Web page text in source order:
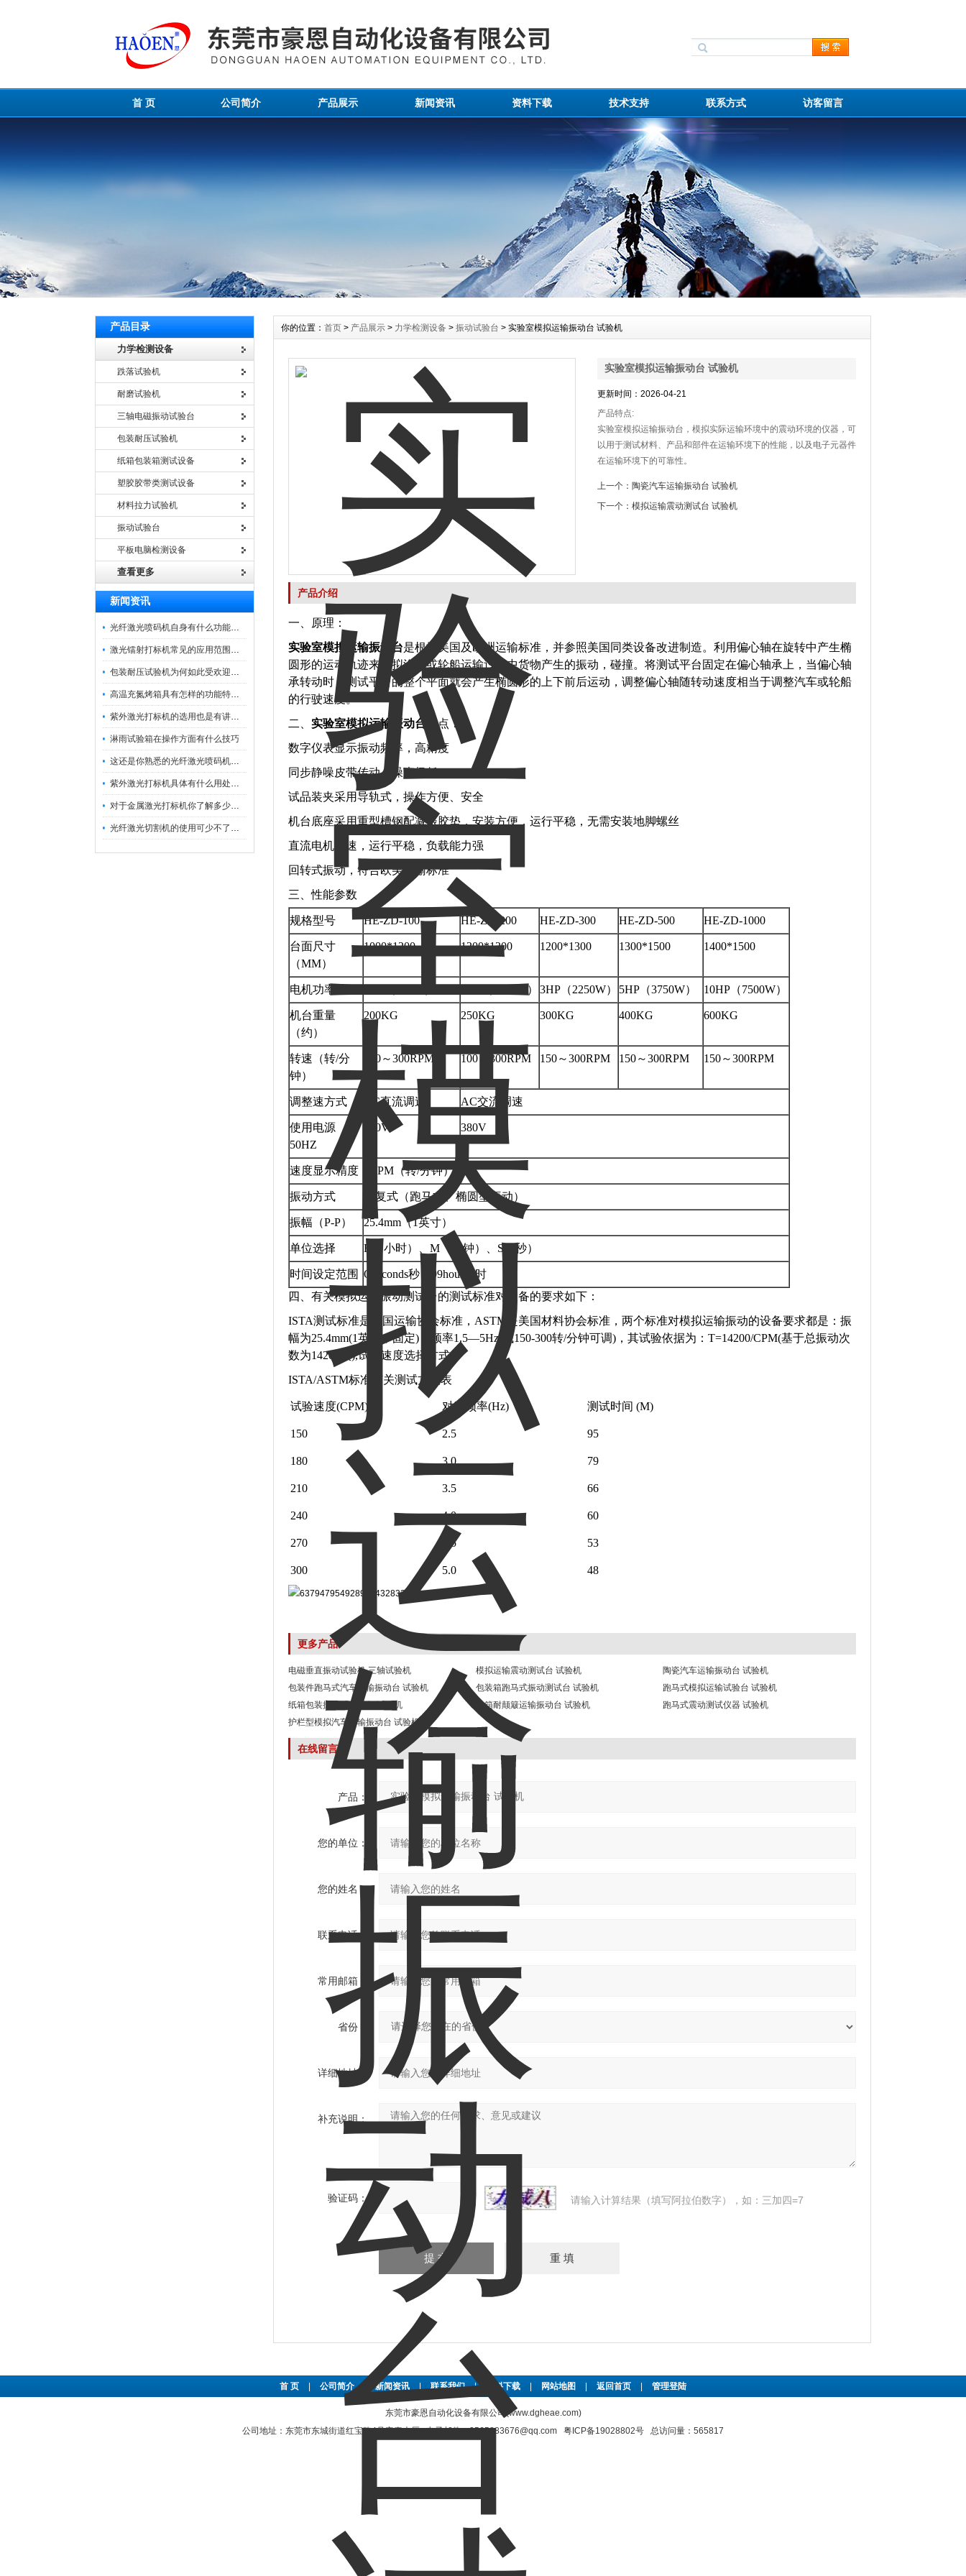
首 页 公司简介 产品展示 新闻资讯 资料下载 技术支持 联系方式 访客留言
产品目录
力学检测设备
跌落试验机
耐磨试验机
三轴电磁振动试验台
包装耐压试验机
纸箱包装箱测试设备
塑胶胶带类测试设备
材料拉力试验机
振动试验台
平板电脑检测设备
查看更多
新闻资讯
光纤激光喷码机自身有什么功能？不妨看看下文
激光镭射打标机常见的应用范围如下
包装耐压试验机为何如此受欢迎呢？
高温充氮烤箱具有怎样的功能特点呢？
紫外激光打标机的选用也是有讲究的
淋雨试验箱在操作方面有什么技巧
这还是你熟悉的光纤激光喷码机吗？
紫外激光打标机具体有什么用处呢？
对于金属激光打标机你了解多少呢？
光纤激光切割机的使用可少不了以下步骤
你的位置： 首页 > 产品展示 > 力学检测设备 > 振动试验台 > 实验室模拟运输振动台 试验机
实验室模拟运输振动台 试验机
更新时间：2026-04-21
产品特点:
实验室模拟运输振动台，模拟实际运输环境中的震动环境的仪器，可
以用于测试材料、产品和部件在运输环境下的性能，以及电子元器件
在运输环境下的可靠性。
上一个： 陶瓷汽车运输振动台 试验机
下一个： 模拟运输震动测试台 试验机
产品介绍
一、原理：
实验室模拟运输振动台是根据美国及欧洲运输标准，并参照美国同类设备改进制造。利用偏心轴在旋转中产生椭
圆形的运动轨迹来模拟汽车或轮船运输过程中货物产生的振动，碰撞。将测试平台固定在偏心轴承上，当偏心轴
承转动时，测试平台的整个平面就会产生椭圆形的上下前后运动，调整偏心轴随转动速度相当于调整汽车或轮船
的行驶速度。
二、 实验室模拟运输振动台
特点：
数字仪表显示振动频率，高精度
同步静噪皮带传动，噪声极低
试品装夹采用导轨式，操作方便、安全
机台底座采用重型槽钢配减振胶垫，安装方便，运行平稳，无需安装地脚螺丝
直流电机调速，运行平稳，负载能力强
回转式振动，符合欧美运输标准
三、性能参数
规格型号 HE-ZD-100 HE-ZD-200 HE-ZD-300 HE-ZD-500 HE-ZD-1000
台面尺寸
（MM）
1000*1200 1200*1200 1200*1300 1300*1500 1400*1500
电机功率 2HP（1500W） 3HP（2250W） 5HP（3750W） 10HP（7500W）
机台重量
（约）
200KG 250KG 300KG 400KG 600KG
转速（转/分
钟）
100～300RPM 100～300RPM 150～300RPM 150～300RPM 150～300RPM
调整速方式 DC直流调速 AC交流调速
使用电源
50HZ
220V 380V
速度显示精度 1RPM（转/分钟）
振动方式 往复式（跑马式、椭圆型振动）
振幅（P-P） 25.4mm（1英寸）
单位选择 H（小时）、M（分钟）、S（秒）
时间设定范围 Oseconds秒～99hour小时
四、有关模拟运输振动测试台的测试标准对设备的要求如下：
ISTA测试标准是美国运输协会标准，ASTM是美国材料协会标准，两个标准对模拟运输振动的设备要求都是：振
幅为25.4mm(1英寸，固定)，频率1.5—5Hz(或150-300转/分钟可调)，其试验依据为：T=14200/CPM(基于总振动次
数为14200次),试验速度选择方式.
ISTA/ASTM标准有关测试方法表
试验速度(CPM) 对应频率(Hz) 测试时间 (M)
150 2.5 95
180 3.0 79
210 3.5 66
240 4.0 60
270 4.5 53
300 5.0 48
更多产品
电磁垂直振动试验机 三轴试验机 模拟运输震动测试台 试验机
陶瓷汽车运输振动台 试验机
包装件跑马式汽车运输振动台 试验机
包装箱跑马式振动测试台 试验机
跑马式模拟运输试验台 试验机
纸箱包装振动试验设备 试验机
冰箱耐颠簸运输振动台 试验机
跑马式震动测试仪器 试验机
护栏型模拟汽车运输振动台 试验机
在线留言
产品：
您的单位：
您的姓名：
联系电话：
常用邮箱：
省份：
详细地址：
补充说明：
验证码： 请输入计算结果（填写阿拉伯数字），如：三加四=7
首 页 公司简介 新闻资讯 | 联系我们 | 资料下载 网站地图 返回首页 管理登陆
东莞市豪恩自动化设备有限公司(www.dgheae.com)
公司地址：东莞市东城街道红宝路4号安泰大厦 电子邮件：2565883676@qq.com 粤ICP备19028802号 总访问量：565817